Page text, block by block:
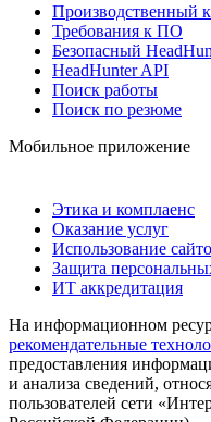
Производственный
Требования к ПО
Безопасный
HeadHunter API
Поиск работы
Поиск по резюме
Мобильное приложение
Этика и комплаенс
Оказание услуг
Использование
Защита
ИТ аккредитация
На информационном
рекомендательные
предоставления
и анализа сведений,
пользователей сети